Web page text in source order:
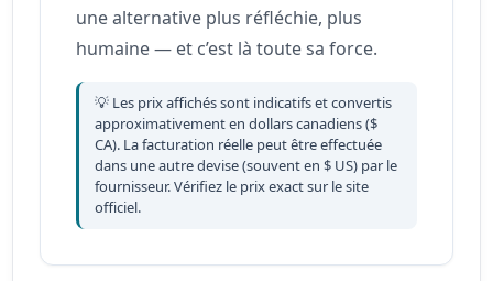
une alternative plus réfléchie, plus
humaine — et c’est là toute sa force.
💡 Les prix affichés sont indicatifs et convertis
approximativement en dollars canadiens ($
CA). La facturation réelle peut être effectuée
dans une autre devise (souvent en $ US) par le
fournisseur. Vérifiez le prix exact sur le site
officiel.